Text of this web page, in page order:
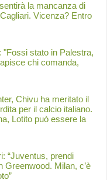
la mancanza di
Vicenza? Entro
stato in Palestra,
chi comanda,
Chivu ha meritato il
per il calcio italiano.
Lotito può essere la
“Juventus, prendi
Milan, c’è